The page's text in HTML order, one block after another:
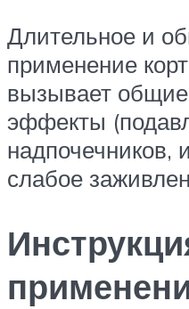
Длительное и
применение
вызывает
эффекты
надпочечников,
слабое